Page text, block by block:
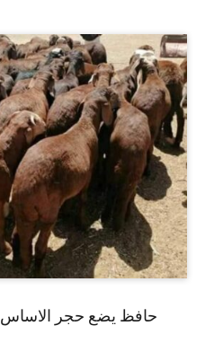
حافظ يضع حجر الاساس